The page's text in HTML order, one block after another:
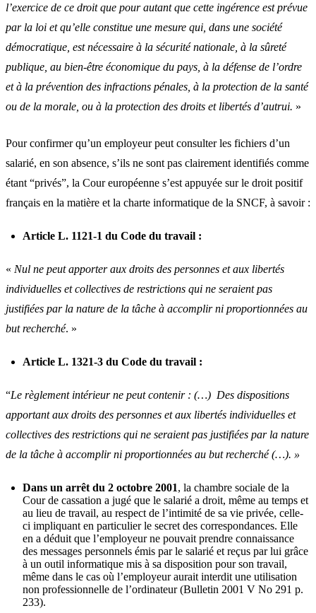
l’exercice de ce droit que pour autant que cette ingérence est prévue
par la loi et qu’elle constitue une mesure qui, dans une société
démocratique, est nécessaire à la sécurité nationale, à la sûreté
publique, au bien‑être économique du pays, à la défense de l’ordre
et à la prévention des infractions pénales, à la protection de la santé
ou de la morale, ou à la protection des droits et libertés d’autrui. »
Pour confirmer qu’un employeur peut consulter les fichiers d’un
salarié, en son absence, s’ils ne sont pas clairement identifiés comme
étant “privés”, la Cour européenne s’est appuyée sur le droit positif
français en la matière et la charte informatique de la SNCF, à savoir :
Article L. 1121-1 du Code du travail :
« Nul ne peut apporter aux droits des personnes et aux libertés
individuelles et collectives de restrictions qui ne seraient pas
justifiées par la nature de la tâche à accomplir ni proportionnées au
but recherché. »
Article L. 1321-3 du Code du travail :
“Le règlement intérieur ne peut contenir : (…) Des dispositions
apportant aux droits des personnes et aux libertés individuelles et
collectives des restrictions qui ne seraient pas justifiées par la nature
de la tâche à accomplir ni proportionnées au but recherché (…). »
Dans un arrêt du 2 octobre 2001, la chambre sociale de la
Cour de cassation a jugé que le salarié a droit, même au temps et
au lieu de travail, au respect de l’intimité de sa vie privée, celle-
ci impliquant en particulier le secret des correspondances. Elle
en a déduit que l’employeur ne pouvait prendre connaissance
des messages personnels émis par le salarié et reçus par lui grâce
à un outil informatique mis à sa disposition pour son travail,
même dans le cas où l’employeur aurait interdit une utilisation
non professionnelle de l’ordinateur (Bulletin 2001 V No 291 p.
233).